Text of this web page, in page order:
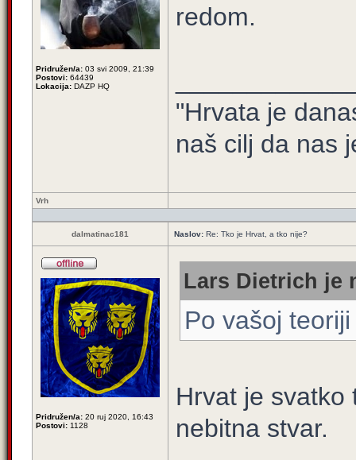
Pridružen/a: 03 svi 2009, 21:39
Postovi: 64439
Lokacija: DAZP HQ
redom.
"Hrvata je
naš cilj da nas
Vrh
dalmatinac181 Naslov: Re: Tko je Hrvat, a tko nije?
Pridružen/a: 20 ruj 2020, 16:43
Postovi: 1128
Lars Dietrich je
Po vašoj
Hrvat je svatko
nebitna stvar.